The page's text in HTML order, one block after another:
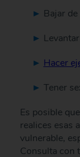
Bajar
Hacer
Tener
Es posible
realices esas
vulnerable,
Consulta con